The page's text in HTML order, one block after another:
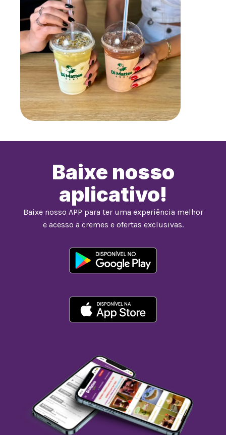
Baixe nosso
aplicativo!
Baixe nosso APP para ter uma experiência melhor
e acesso a cremes e ofertas exclusivas.